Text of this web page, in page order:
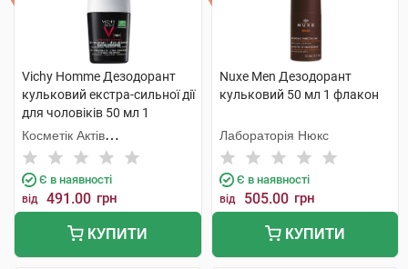
Vichy Homme Дезодорант
кульковий екстра-сильної дії
для чоловіків 50 мл 1
флакон
Косметік Актів
Інтернаціональ
Є в наявності
від 491.00 грн
КУПИТИ
Nuxe Men Дезодорант
кульковий 50 мл 1 флакон
Лабораторія Нюкс
Є в наявності
від 505.00 грн
КУПИТИ